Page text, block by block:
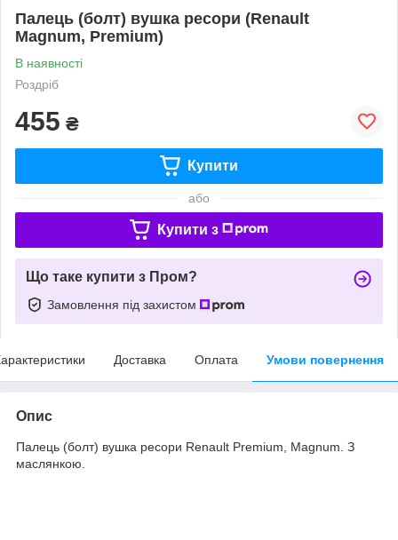
Палець (болт) вушка ресори (Renault
Magnum, Premium)
В наявності
Роздріб
455 ₴
Купити
або
Купити з
Що таке купити з Пром?
Замовлення під захистом
Доставка Оплата Умови повернення
Опис
Палець (болт) вушка ресори Renault Premium, Magnum. З
маслянкою.